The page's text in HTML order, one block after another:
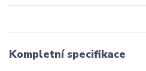
Kompletní specifikace